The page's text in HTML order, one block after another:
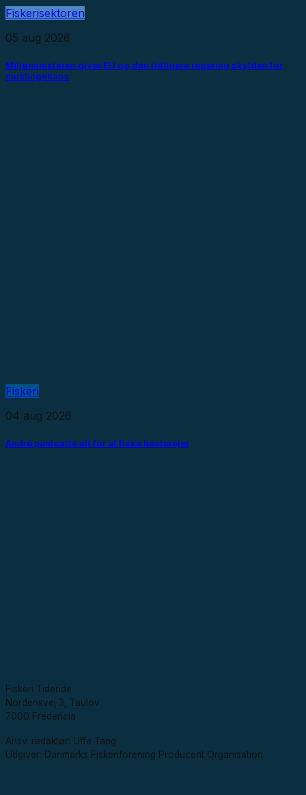
Fiskerisektoren
05 aug 2026
Miljøministeren giver EU og den tidligere regering skylden for
muslingekaos
Fiskeri
04 aug 2026
André pantsatte alt for at fiske hesterejer
Fiskeri Tidende
Nordensvej 3, Taulov
7000 Fredericia
Ansv. redaktør: Uffe Tang
Udgiver: Danmarks Fiskeriforening Producent Organisation